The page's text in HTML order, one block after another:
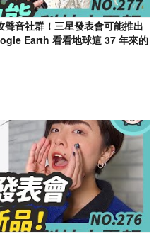
音社群！三星發表會可能推出
Earth 看看地球這 37 年來的